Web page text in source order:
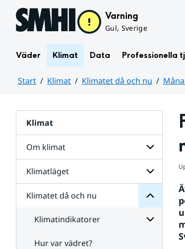
Hoppa till sidans innehåll Varning
Gul, Sverige
Väder Klimat Data Professionella
Start Klimat Klimatet då och nu
Klimat
Om klimat
Undersidor
för
Om
klimat
Klimatläget
Undersidor
Klimatet då och nu
Undersidor
för
Klimatet
då
och
Klimatindikatorer
Hur var vädret?
Månadens
väder
vatten
i